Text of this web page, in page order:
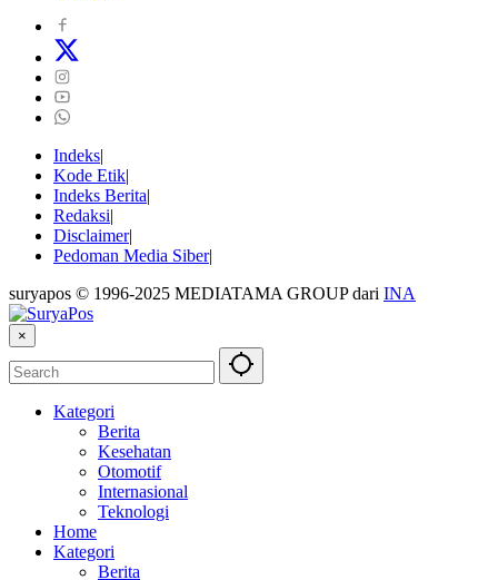
Indeks
Kode Etik
Indeks Berita
Redaksi
Disclaimer
Pedoman Media Siber
suryapos © 1996-2025 MEDIATAMA GROUP dari INA
×
Kategori
Berita
Kesehatan
Otomotif
Internasional
Teknologi
Home
Kategori
Berita